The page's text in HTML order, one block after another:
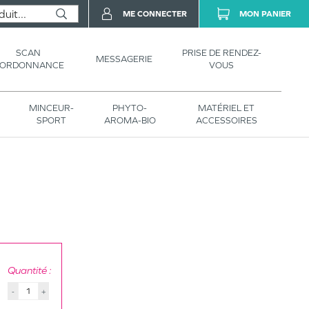
SCAN
MESSAGERIE
PRISE DE RENDEZ-
VOUS
MINCEUR-
SPORT
PHYTO-
AROMA-BIO
MATÉRIEL ET
ACCESSOIRES
ME CONNECTER MON PANIER
Quantité :
- +